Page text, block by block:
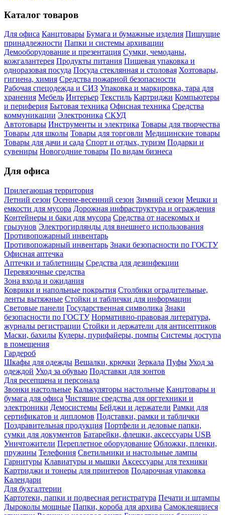
Каталог товаров
Для офиса Канцтовары Бумага и бумажные изделия Пишущие
принадлежности Папки и системы архивации
Демооборудование и презентация Сумки, чемоданы,
кожгалантерея Продукты питания Пищевая упаковка и
одноразовая посуда Посуда стеклянная и столовая Хозтовары,
гигиена, химия Средства пожарной безопасности
Рабочая спецодежда и СИЗ Упаковка и маркировка, тара для
хранения Мебель Интерьер Текстиль Картриджи Компьютеры
и периферия Бытовая техника Офисная техника Средства
коммуникации Электроника СКУД
Автотовары Инструменты и электрика Товары для творчества
Товары для школы Товары для торговли Медицинские товары
Товары для дачи и сада Спорт и отдых, туризм Подарки и
сувениры Новогодние товары По видам бизнеса
Для офиса
Прилегающая территория
Летний сезон Осенне-весенний сезон Зимний сезон Мешки и
емкости для мусора Дорожная инфраструктура и ограждения
Контейнеры и баки для мусора Средства от насекомых и
грызунов Электрогирлянды для внешнего использования
Противопожарный инвентарь
Противопожарный инвентарь Знаки безопасности по ГОСТУ
Офисная аптечка
Аптечки и таблетницы Средства для дезинфекции
Перевязочные средства
Зона входа и ожидания
Коврики и напольные покрытия Столбики оградительные,
ленты вытяжные Стойки и таблички для информации
Световые панели Государственная символика Знаки
безопасности по ГОСТУ Нормативно-правовая литература,
журналы регистрации Стойки и держатели для антисептиков
Маски, бахилы Кулеры, пурифайеры, помпы Системы доступа
в помещения
Гардероб
Шкафы для одежды Вешалки, крючки Зеркала Пуфы Уход за
одеждой Уход за обувью Подставки для зонтов
Для ресепшена и персонала
Звонки настольные Калькуляторы настольные Канцтовары и
бумага для офиса Чистящие средства для оргтехники и
электроники Демосистемы Бейджи и держатели Рамки для
сертификатов и дипломов Подставки, рамки и таблички
Поздравительная продукция Портфели и деловые папки,
сумки для документов Батарейки, флешки, аксессуары USB
Уничтожители Переплетное оборудование Обложки, пленки,
пружины Телефония Светильники и настольные лампы
Гарнитуры Клавиатуры и мышки Аксессуары для техники
Картриджи и тонеры для принтеров Подарочная упаковка
Календари
Для бухгалтерии
Картотеки, папки и подвесная регистратура Печати и штампы
Дыроколы мощные Папки, короба для архива Самоклеящиеся